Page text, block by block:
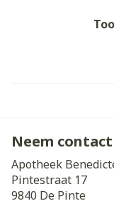
Neem
Apotheek
Pintestraat 17
9840 De Pinte